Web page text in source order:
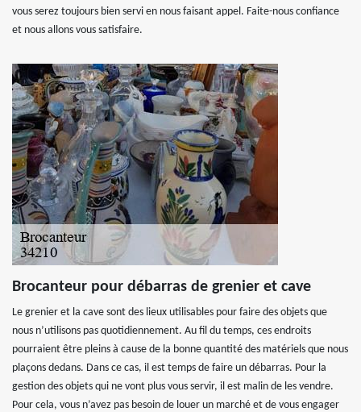
vous serez toujours bien servi en nous faisant appel. Faite-nous confiance
et nous allons vous satisfaire.
Brocanteur pour débarras de grenier et cave
Le grenier et la cave sont des lieux utilisables pour faire des objets que
nous n’utilisons pas quotidiennement. Au fil du temps, ces endroits
pourraient être pleins à cause de la bonne quantité des matériels que nous
plaçons dedans. Dans ce cas, il est temps de faire un débarras. Pour la
gestion des objets qui ne vont plus vous servir, il est malin de les vendre.
Pour cela, vous n’avez pas besoin de louer un marché et de vous engager